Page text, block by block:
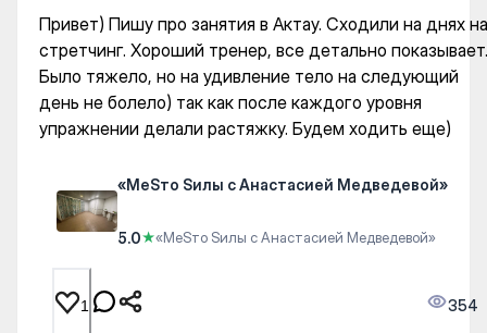
Привет) Пишу про занятия в Актау. Сходили на днях на
стретчинг. Хороший тренер, все детально показывает.
Было тяжело, но на удивление тело на следующий
день не болело) так как после каждого уровня
упражнении делали растяжку. Будем ходить еще)
«МеSто Sилы с Анастасией Медведевой»
5.0★«МеSто Sилы с Анастасией Медведевой»
1 354